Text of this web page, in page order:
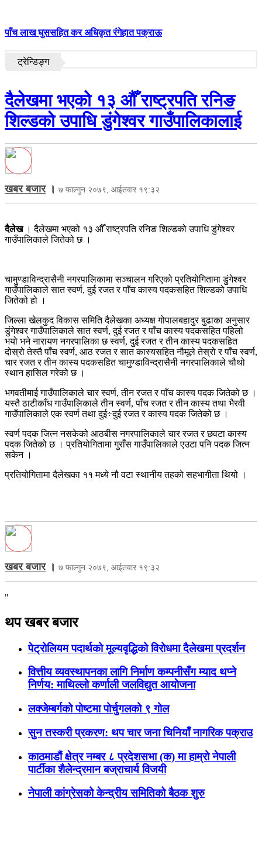
पाँच लाख घुससहित कर अधिकृत रंगेहात पक्राऊ
ट्रेन्डिङ्ग
दैलेखमा भएको १३ औँ राष्ट्रपति रनिङ
शिल्डको उपाधि डुंगेश्वर गाउँपालिकालाई
खबर बजार। ७ फाल्गुन २०७९, आईतवार १९:३२
दैलेख । दैलेखमा भएको १३ औँ राष्ट्रपति रनिङ शिल्डको उपाधि डुंगेश्वर
गाउँपालिकाले जितेको छ ।
चामुण्डाविन्द्रासैनी नगरपालिकामा सञ्चालन गरिएको प्रतियोगितामा डुंगेश्वर
गाउँपालिकाले सात स्वर्ण, दुई रजत र पाँच कास्य पदकसहित शिल्डको उपाधि
जितेको हो ।
जिल्ला खेलकुद विकास समिति दैलेखका अध्यक्ष गोपालबहादुर बुढाका अनुसार
डुंगेश्वर गाउँपालिकाले सात स्वर्ण, दुई रजत र पाँच कास्य पदकसहित पहिलो
भयो भने नारायण नगरपालिका छ स्वर्ण, दुई रजत र तीन कास्य पदकसहित
दोस्रो तेस्तै पाँच स्वर्ण, आठ रजत र सात कास्यसहित नौमूले तेस्रो र पाँच स्वर्ण,
चार रजत र तीन कास्य पदकसहित चामुण्डाविन्द्रासैनी नगरपालिकाले चौथो
स्थान हासिल गरेको छ ।
भगवतीमाई गाउँपालिकाले चार स्वर्ण, तीन रजत र पाँच कास्य पदक जितेको छ ।
यस्तै ठाटीकाँध गाउँपालिकाले तीन स्वर्ण, पाँच रजत र तीन कास्य तथा भैरवी
गाउँपालिकाले एक स्वर्ण तथा दुई÷दुई रजत र कास्य पदक जितेको छ ।
स्वर्ण पदक जित्न नसकेको आठबीस नगरपालिकाले चार रजत र छवटा कास्य
पदक जितेको छ । प्रतियोगितामा गुराँस गाउँपालिकाले एउटा पनि पदक जित्न
सकेन ।
प्रतियोगितामा दैलेखका ११ मध्ये नौ वटा स्थानीय तहको सहभागीता थियो ।
खबर बजार। ७ फाल्गुन २०७९, आईतवार १९:३२
"
थप खबर बजार
पेट्रोलियम पदार्थको मूल्यवृद्धिको विरोधमा दैलेखमा प्रदर्शन
वित्तीय व्यवस्थापनका लागि निर्माण कम्पनीसँग म्याद थप्ने
निर्णय: माथिल्लो कर्णाली जलविद्युत आयाेजना
लक्जेम्बर्गको पोष्टमा पोर्चुगलको ९ गोल
सुन तस्करी प्रकरण: थप चार जना चिनियाँ नागरिक पक्राउ
काठमाडौं क्षेत्र नम्बर ८ प्रदेशसभा (क) मा हाम्रो नेपाली
पार्टीका शैलेन्द्रमान बज्राचार्य विजयी
नेपाली कांग्रेसको केन्द्रीय समितिको बैठक शुरु